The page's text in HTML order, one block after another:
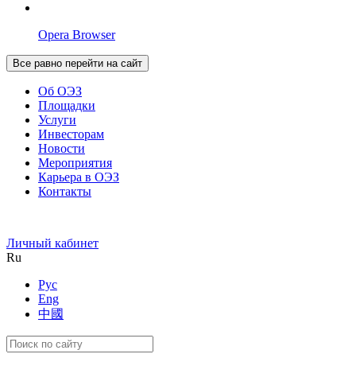
Opera Browser
Все равно перейти на сайт
Об ОЭЗ
Площадки
Услуги
Инвесторам
Новости
Мероприятия
Карьера в ОЭЗ
Контакты
Личный кабинет
Ru
Рус
Eng
中國